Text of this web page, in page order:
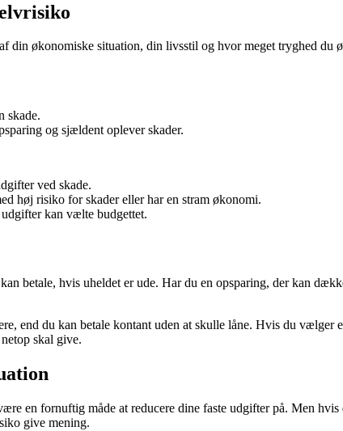
økonomiske situation, din livsstil og hvor meget tryghed du
skade.
og sjældent oplever skader.
ved skade.
høj risiko for skader eller har en stram økonomi.
kan vælte budgettet.
betale, hvis uheldet er ude. Har du en opsparing, der kan
end du kan betale kontant uden at skulle låne. Hvis du
skal give.
en fornuftig måde at reducere dine faste udgifter på. Men
give mening.